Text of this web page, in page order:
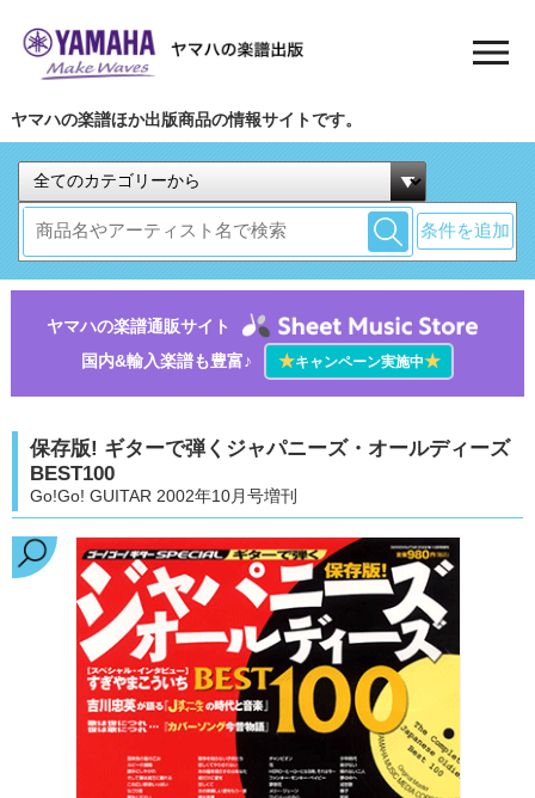
ヤマハの楽譜ほか出版商品の情報サイトです。
条件を追加
ヤマハの楽譜通販サイト
国内&輸入楽譜も豊富♪
★キャンペーン実施中★
保存版! ギターで弾くジャパニーズ・オールディーズ
BEST100
Go!Go! GUITAR 2002年10月号増刊